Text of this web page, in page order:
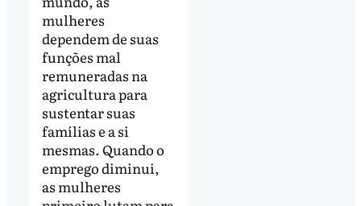
mulheres
dependem de suas
funções mal
remuneradas na
agricultura para
sustentar suas
famílias e a si
mesmas. Quando o
emprego diminui,
as mulheres